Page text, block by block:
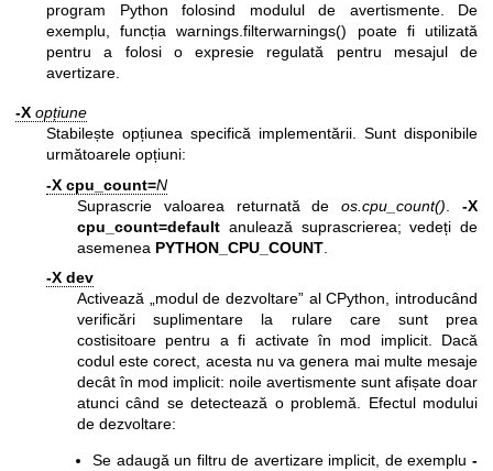
program Python folosind modulul de avertismente. De
exemplu, funcția warnings.filterwarnings() poate fi utilizată
pentru a folosi o expresie regulată pentru mesajul de
avertizare.
-X opțiune
Stabilește opțiunea specifică implementării. Sunt disponibile
următoarele opțiuni:
-X cpu_count=N
Suprascrie valoarea returnată deos.cpu_count() .-X
cpu_count=default anulează suprascrierea; vedeți de
asemenea PYTHON_CPU_COUNT
-X dev
Activează „modul de dezvoltare” al CPython, introducând
verificări suplimentare la rulare care sunt prea
costisitoare pentru a fi activate în mod implicit. Dacă
codul este corect, acesta nu va genera mai multe mesaje
decât în mod implicit: noile avertismente sunt afișate doar
atunci când se detectează o problemă. Efectul modului
de dezvoltare:
Se adaugă un filtru de avertizare implicit, de exemplu -